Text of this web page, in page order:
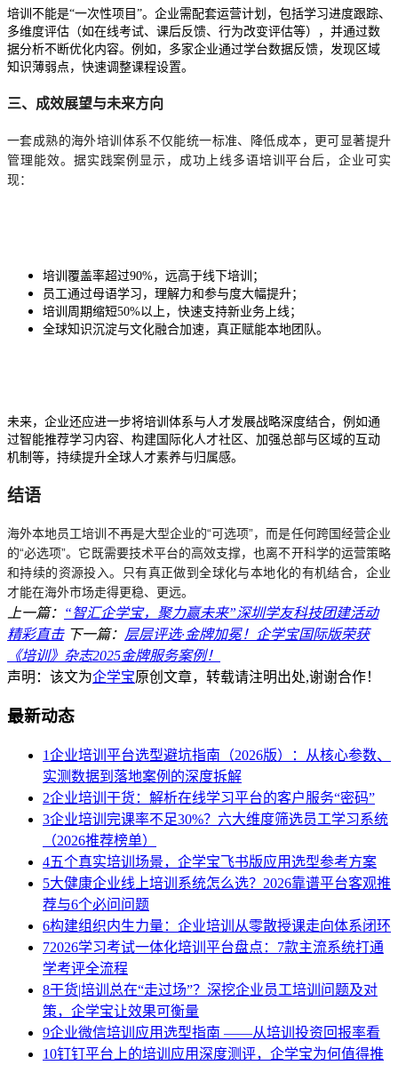
培训不能是“一次性项目”。企业需配套运营计划，包括学习进度跟踪、
多维度评估（如在线考试、课后反馈、行为改变评估等），并通过数
据分析不断优化内容。例如，多家企业通过学台数据反馈，发现区域
知识薄弱点，快速调整课程设置。
三、成效展望与未来方向
一套成熟的海外培训体系不仅能统一标准、降低成本，更可显著提升
管理能效。据实践案例显示，成功上线多语培训平台后，企业可实
现：
培训覆盖率超过90%，远高于线下培训；
员工通过母语学习，理解力和参与度大幅提升；
培训周期缩短50%以上，快速支持新业务上线；
全球知识沉淀与文化融合加速，真正赋能本地团队。
未来，企业还应进一步将培训体系与人才发展战略深度结合，例如通
过智能推荐学习内容、构建国际化人才社区、加强总部与区域的互动
机制等，持续提升全球人才素养与归属感。
结语
海外本地员工培训不再是大型企业的“可选项”，而是任何跨国经营企业
的“必选项”。它既需要技术平台的高效支撑，也离不开科学的运营策略
和持续的资源投入。只有真正做到全球化与本地化的有机结合，企业
才能在海外市场走得更稳、更远。
上一篇： “智汇企学宝，聚力赢未来”深圳学友科技团建活动
精彩直击 下一篇： 层层评选·金牌加冕！企学宝国际版荣获
《培训》杂志2025金牌服务案例！
声明：该文为企学宝原创文章，转载请注明出处,谢谢合作！
最新动态
1企业培训平台选型避坑指南（2026版）：从核心参数、
实测数据到落地案例的深度拆解
2企业培训干货：解析在线学习平台的客户服务“密码”
3企业培训完课率不足30%？六大维度筛选员工学习系统
（2026推荐榜单）
4五个真实培训场景，企学宝飞书版应用选型参考方案
5大健康企业线上培训系统怎么选？2026靠谱平台客观推
荐与6个必问问题
6构建组织内生力量：企业培训从零散授课走向体系闭环
72026学习考试一体化培训平台盘点：7款主流系统打通
学考评全流程
8干货|培训总在“走过场”？深挖企业员工培训问题及对
策，企学宝让效果可衡量
9企业微信培训应用选型指南 ——从培训投资回报率看
10钉钉平台上的培训应用深度测评，企学宝为何值得推